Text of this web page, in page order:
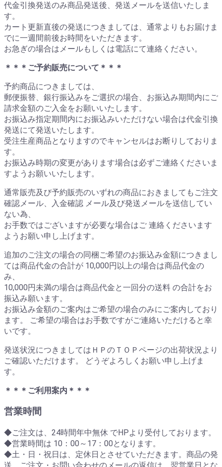
代金引換発送のみ商品発送後、発送メールを送信いたしま
す。
カート更新直後の発送につきましては、通常よりもお届けま
でに一週間前後お時間をいただきます。
お急ぎの場合はメールもしくは電話にて連絡ください。
＊＊＊ご予約販売について＊＊＊
予約商品につきましては、
郵便振替、銀行振込みをご選択の場合、お振込み期間内にご
請求金額のご入金をお願いいたします。
お振込み指定期間内にお振込みいただけない場合は代金引換
発送にて発送いたします。
受注生産商品となりますのでキャンセルはお断りしておりま
す。
お振込み時期の変更があります場合は必ずご連絡くださいま
すようお願いいたします。
通常販売及び予約販売のいずれの商品におきましてもご注文
確認メール、入金確認 メール及び発送メールを送信してい
ない為、
お手数ではございますが必要な場合はご 連絡くださいます
ようお願い申し上げます。
追加のご注文の場合の同梱ご希望のお振込み金額につきまし
ては商品代金の合計が 10,000円以上の場合は商品代金の
み、
10,000円未満の場合は商品代金と一回分の送料 の合計をお
振込み願います。
お振込み金額のご案内はご希望の場合のみにご案内しており
ます。 ご希望の場合はお手数ですがご連絡いただけると幸
いです。
発送状況につきましてはＨＰのＴＯＰページの出荷状況より
ご確認いただけます。 どうぞよろしくお願い申し上げま
す。
＊＊＊ご利用案内＊＊＊
営業時間
◆ご注文は、24時間年中無休 でHPより受付しております。
◆営業時間は 10：00～17：00となります。
◆土・日・祝日は、定休日とさせていただきます。商品の発